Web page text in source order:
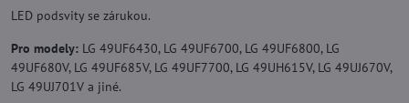
LED podsvity se zárukou.
Pro modely: LG 49UF6430, LG 49UF6700, LG 49UF6800, LG
49UF680V, LG 49UF685V, LG 49UF7700, LG 49UH615V, LG 49UJ670V,
LG 49UJ701V a jiné.